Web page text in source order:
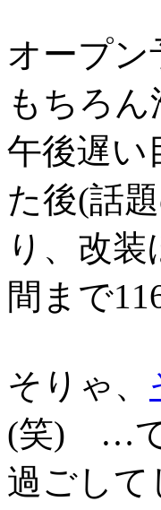
オープン
もちろん
午後遅い
た後(話
り、改
間まで
そりゃ、
(笑) …て
過ごして